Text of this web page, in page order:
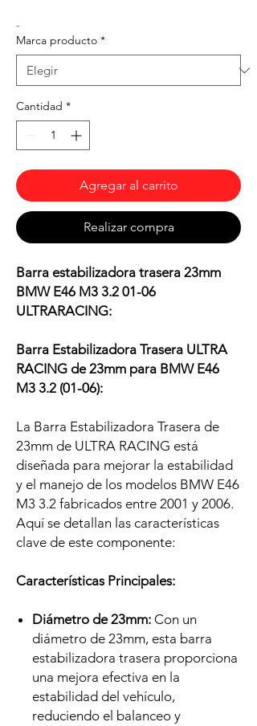
-
Marca producto *
Cantidad *
Agregar al carrito
Realizar compra
Barra estabilizadora trasera 23mm
BMW E46 M3 3.2 01-06
ULTRARACING:
Barra Estabilizadora Trasera ULTRA
RACING de 23mm para BMW E46
M3 3.2 (01-06):
La Barra Estabilizadora Trasera de
23mm de ULTRA RACING está
diseñada para mejorar la estabilidad
y el manejo de los modelos BMW E46
M3 3.2 fabricados entre 2001 y 2006.
Aquí se detallan las características
clave de este componente:
Características Principales:
Diámetro de 23mm: Con un
diámetro de 23mm, esta barra
estabilizadora trasera proporciona
una mejora efectiva en la
estabilidad del vehículo,
reduciendo el balanceo y